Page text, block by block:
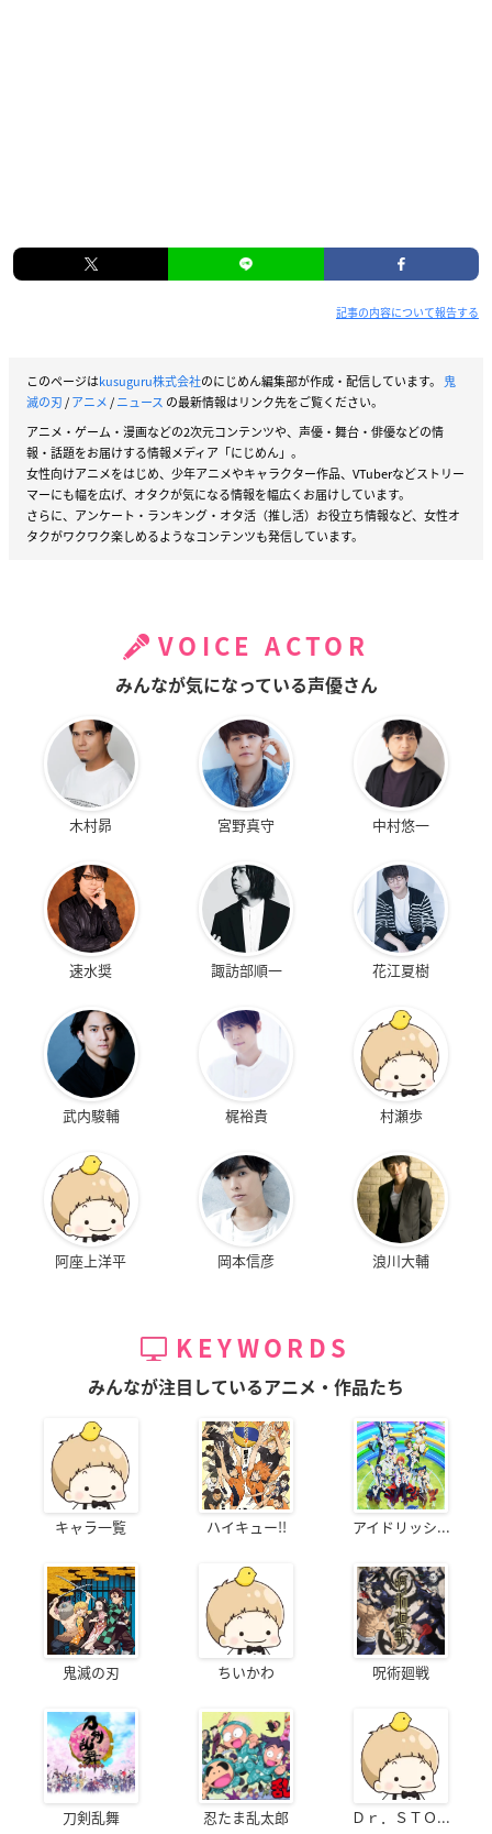
記事の内容について報告する
このページはkusuguru株式会社のにじめん編集部が作成・配信しています。 鬼
滅の刃/アニメ/ニュース の最新情報はリンク先をご覧ください。
アニメ・ゲーム・漫画などの2次元コンテンツや、声優・舞台・俳優などの情
報・話題をお届けする情報メディア「にじめん」。
女性向けアニメをはじめ、少年アニメやキャラクター作品、VTuberなどストリー
マーにも幅を広げ、オタクが気になる情報を幅広くお届けしています。
さらに、アンケート・ランキング・オタ活（推し活）お役立ち情報など、女性オ
タクがワクワク楽しめるようなコンテンツも発信しています。
VOICE ACTOR
みんなが気になっている声優さん
木村昴 宮野真守 中村悠一
速水奨 諏訪部順一 花江夏樹
武内駿輔 梶裕貴 村瀬歩
阿座上洋平 岡本信彦 浪川大輔
KEYWORDS
みんなが注目しているアニメ・作品たち
キャラ一覧 ハイキュー!! アイドリッシ...
鬼滅の刃 ちいかわ 呪術廻戦
刀剣乱舞 忍たま乱太郎 Ｄｒ．ＳＴＯ...